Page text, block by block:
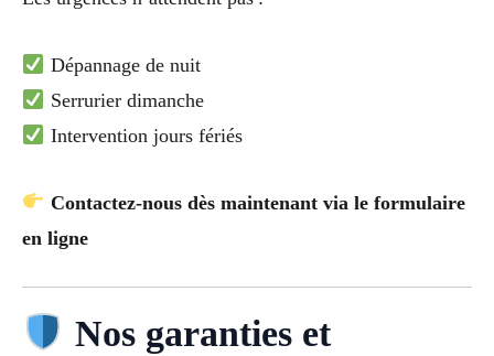
Dépannage de nuit
Serrurier dimanche
Intervention jours fériés
Contactez-nous dès maintenant via le formulaire
en ligne
Nos garanties et